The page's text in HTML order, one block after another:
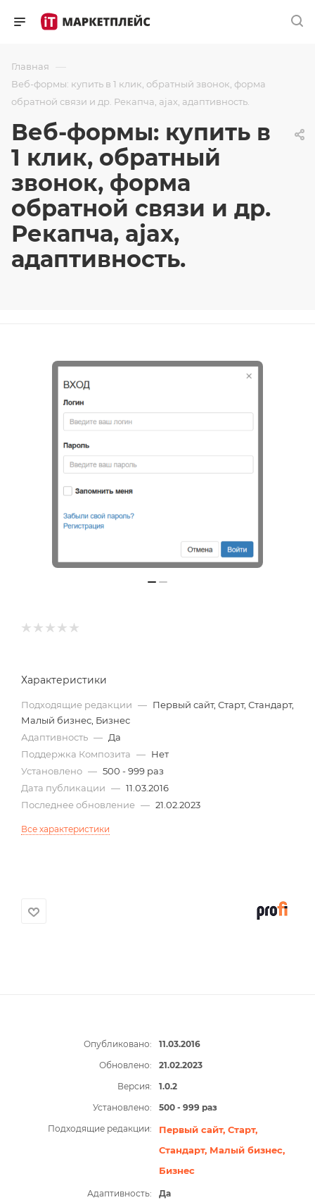
Главная —
Веб-формы: купить в 1 клик, обратный звонок, форма
обратной связи и др. Рекапча, ajax, адаптивность.
Веб-формы: купить в
1 клик, обратный
звонок, форма
обратной связи и др.
Рекапча, ajax,
адаптивность.
Характеристики
Подходящие редакции — Первый сайт, Старт, Стандарт,
Малый бизнес, Бизнес
Адаптивность — Да
Поддержка Композита — Нет
Установлено — 500 - 999 раз
Дата публикации — 11.03.2016
Последнее обновление — 21.02.2023
Все характеристики
Опубликовано:
11.03.2016
Обновлено:
21.02.2023
Версия:
1.0.2
Установлено:
500 - 999 раз
Подходящие редакции:
Первый сайт, Старт,
Стандарт, Малый бизнес,
Бизнес
Адаптивность:
Да